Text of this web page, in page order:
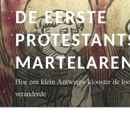
Naar
de
inhoud
springen
DE EERSTE
Hoe een klein Antwerps klooster de
veranderde